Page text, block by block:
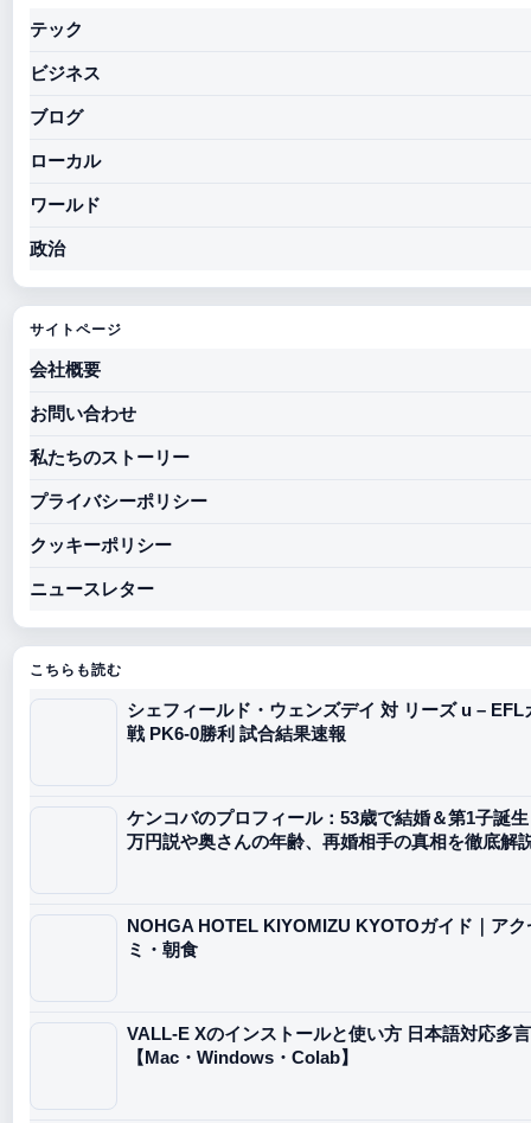
テック
ビジネス
ブログ
ローカル
ワールド
政治
サイトページ
会社概要
お問い合わせ
私たちのストーリー
プライバシーポリシー
クッキーポリシー
ニュースレター
こちらも読む
シェフィールド・ウェンズデイ 対 リーズ u – EFL
戦 PK6-0勝利 試合結果速報
ケンコバのプロフィール：53歳で結婚＆第1子誕
万円説や奥さんの年齢、再婚相手の真相を徹底解
NOHGA HOTEL KIYOMIZU KYOTOガイド｜アク
ミ・朝食
VALL-E Xのインストールと使い方 日本語対応多
【Mac・Windows・Colab】